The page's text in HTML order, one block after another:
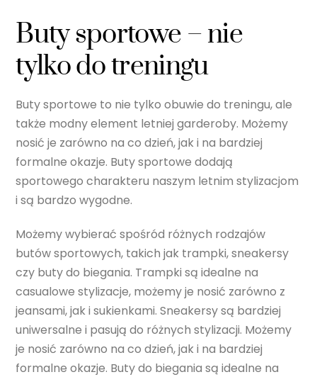
Buty sportowe – nie
tylko do treningu
Buty sportowe to nie tylko obuwie do treningu, ale
także modny element letniej garderoby. Możemy
nosić je zarówno na co dzień, jak i na bardziej
formalne okazje. Buty sportowe dodają
sportowego charakteru naszym letnim stylizacjom
i są bardzo wygodne.
Możemy wybierać spośród różnych rodzajów
butów sportowych, takich jak trampki, sneakersy
czy buty do biegania. Trampki są idealne na
casualowe stylizacje, możemy je nosić zarówno z
jeansami, jak i sukienkami. Sneakersy są bardziej
uniwersalne i pasują do różnych stylizacji. Możemy
je nosić zarówno na co dzień, jak i na bardziej
formalne okazje. Buty do biegania są idealne na